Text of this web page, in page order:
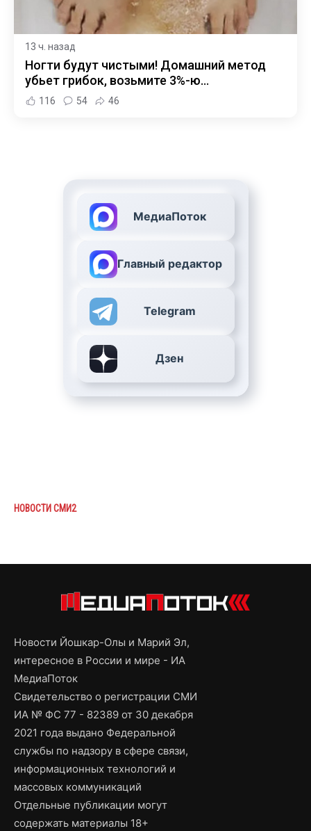
13 ч. назад
Ногти будут чистыми! Домашний метод
убьет грибок, возьмите 3%-ю…
116 54 46
МедиаПоток
Главный редактор
Telegram
Дзен
НОВОСТИ СМИ2
Новости Йошкар-Олы и Марий Эл,
интересное в России и мире - ИА
МедиаПоток
Свидетельство о регистрации СМИ
ИА № ФС 77 - 82389 от 30 декабря
2021 года выдано Федеральной
службы по надзору в сфере связи,
информационных технологий и
массовых коммуникаций
Отдельные публикации могут
содержать материалы 18+